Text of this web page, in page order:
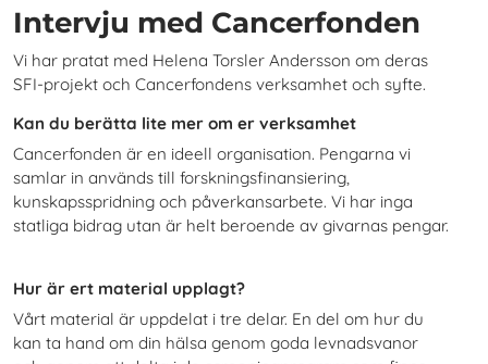
Intervju med Cancerfonden
Vi har pratat med Helena Torsler Andersson om deras
SFI-projekt och Cancerfondens verksamhet och syfte.
Kan du berätta lite mer om er verksamhet
Cancerfonden är en ideell organisation. Pengarna vi
samlar in används till forskningsfinansiering,
kunskapsspridning och påverkansarbete. Vi har inga
statliga bidrag utan är helt beroende av givarnas pengar.
Hur är ert material upplagt?
Vårt material är uppdelat i tre delar. En del om hur du
kan ta hand om din hälsa genom goda levnadsvanor